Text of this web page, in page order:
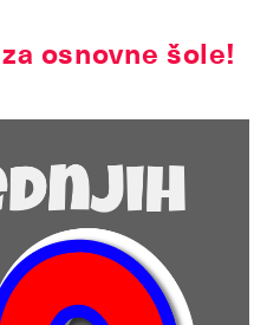
osnovne šole!